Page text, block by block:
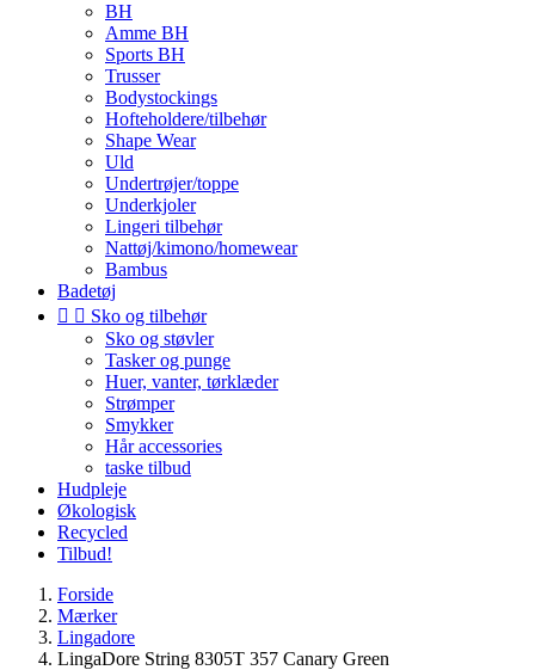
BH
Amme BH
Sports BH
Trusser
Bodystockings
Hofteholdere/tilbehør
Shape Wear
Uld
Undertrøjer/toppe
Underkjoler
Lingeri tilbehør
Nattøj/kimono/homewear
Bambus
Badetøj
  Sko og tilbehør
Sko og støvler
Tasker og punge
Huer, vanter, tørklæder
Strømper
Smykker
Hår accessories
taske tilbud
Hudpleje
Økologisk
Recycled
Tilbud!
Forside
Mærker
Lingadore
LingaDore String 8305T 357 Canary Green